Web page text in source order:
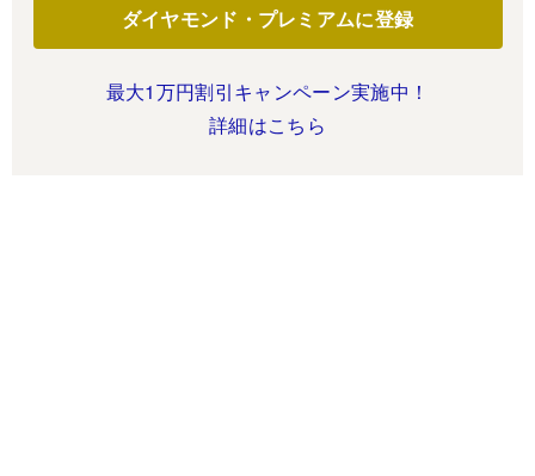
ダイヤモンド・プレミアムに登録
最大1万円割引キャンペーン実施中！
詳細はこちら